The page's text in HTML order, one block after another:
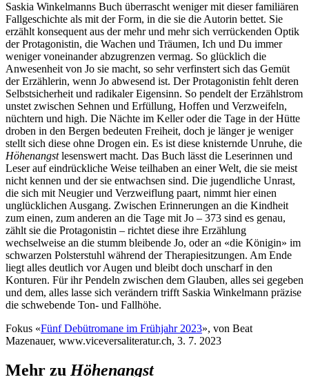
Saskia Winkelmanns Buch überrascht weniger mit dieser familiären
Fallgeschichte als mit der Form, in die sie die Autorin bettet. Sie
erzählt konsequent aus der mehr und mehr sich verrückenden Optik
der Protagonistin, die Wachen und Träumen, Ich und Du immer
weniger voneinander abzugrenzen vermag. So glücklich die
Anwesenheit von Jo sie macht, so sehr verfinstert sich das Gemüt
der Erzählerin, wenn Jo abwesend ist. Der Protagonistin fehlt deren
Selbstsicherheit und radikaler Eigensinn. So pendelt der Erzählstrom
unstet zwischen Sehnen und Erfüllung, Hoffen und Verzweifeln,
nüchtern und high. Die Nächte im Keller oder die Tage in der Hütte
droben in den Bergen bedeuten Freiheit, doch je länger je weniger
stellt sich diese ohne Drogen ein. Es ist diese knisternde Unruhe, die
Höhenangstlesenswert macht. Das Buch lässt die Leserinnen und
Leser auf eindrückliche Weise teilhaben an einer Welt, die sie meist
nicht kennen und der sie entwachsen sind. Die jugendliche Unrast,
die sich mit Neugier und Verzweiflung paart, nimmt hier einen
unglücklichen Ausgang. Zwischen Erinnerungen an die Kindheit
zum einen, zum anderen an die Tage mit Jo – 373 sind es genau,
zählt sie die Protagonistin – richtet diese ihre Erzählung
wechselweise an die stumm bleibende Jo, oder an «die Königin» im
schwarzen Polsterstuhl während der Therapiesitzungen. Am Ende
liegt alles deutlich vor Augen und bleibt doch unscharf in den
Konturen. Für ihr Pendeln zwischen dem Glauben, alles sei gegeben
und dem, alles lasse sich verändern trifft Saskia Winkelmann präzise
die schwebende Ton- und Fallhöhe.
Fokus «Fünf Debütromane im Frühjahr 2023», von Beat
Mazenauer, www.viceversaliteratur.ch, 3. 7. 2023
Mehr zu Höhenangst